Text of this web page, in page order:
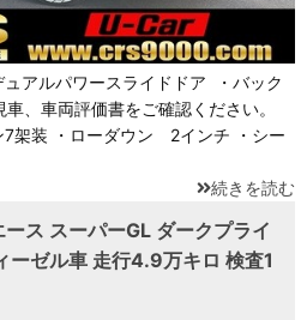
ュアルパワースライドドア ・バック
、車両評価書をご確認ください。
7架装 ・ローダウン 2インチ ・シー
続きを読む
ス スーパーGL ダークプライ
ゼル車 走行4.9万キロ 検査1